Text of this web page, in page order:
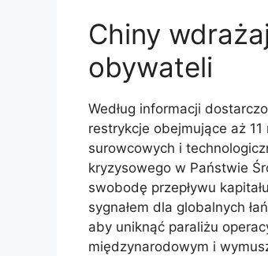
Chiny
obywateli
Według informacji
restrykcje obejmujące aż
surowcowych i
kryzysowego w Państwie
swobodę przepływu
sygnałem dla globalnych
aby uniknąć paraliżu
międzynarodowym i